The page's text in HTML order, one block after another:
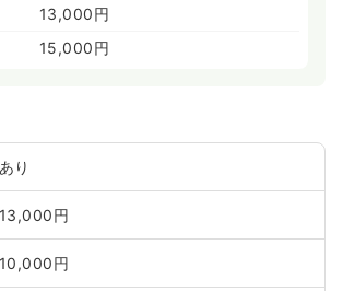
13,000円
15,000円
あり
13,000円
10,000円